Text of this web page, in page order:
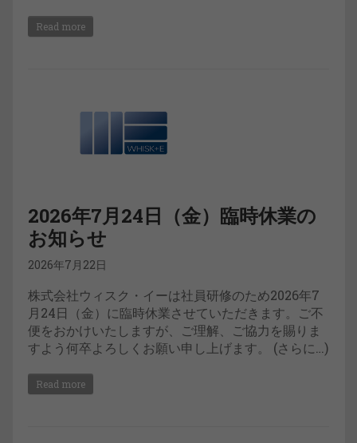
Read more
2026年7月24日（金）臨時休業の
お知らせ
2026年7月22日
株式会社ウィスク・イーは社員研修のため2026年7
月24日（金）に臨時休業させていただきます。ご不
便をおかけいたしますが、ご理解、ご協力を賜りま
すよう何卒よろしくお願い申し上げます。 (さらに…)
Read more